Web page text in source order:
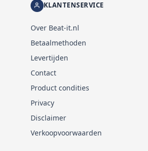
KLANTENSERVICE
Over Beat-it.nl
Betaalmethoden
Levertijden
Contact
Product condities
Privacy
Disclaimer
Verkoopvoorwaarden